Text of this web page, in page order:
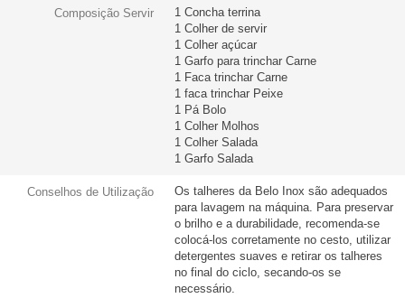
Composição Servir
1 Concha terrina
1 Colher de servir
1 Colher açúcar
1 Garfo para trinchar Carne
1 Faca trinchar Carne
1 faca trinchar Peixe
1 Pá Bolo
1 Colher Molhos
1 Colher Salada
1 Garfo Salada
Conselhos de Utilização
Os talheres da Belo Inox são adequados
para lavagem na máquina. Para preservar
o brilho e a durabilidade, recomenda-se
colocá-los corretamente no cesto, utilizar
detergentes suaves e retirar os talheres
no final do ciclo, secando-os se
necessário.